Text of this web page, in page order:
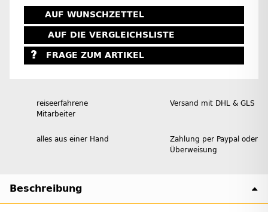
AUF WUNSCHZETTEL
AUF DIE VERGLEICHSLISTE
FRAGE ZUM ARTIKEL
reiseerfahrene
Mitarbeiter
Versand mit DHL & GLS
alles aus einer Hand
Zahlung per Paypal oder
Überweisung
Beschreibung